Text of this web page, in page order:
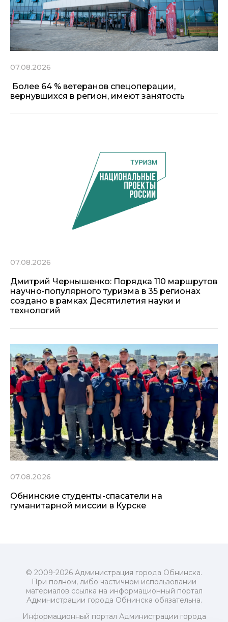
07.08.2026
Более 64 % ветеранов спецоперации,
вернувшихся в регион, имеют занятость
07.08.2026
Дмитрий Чернышенко: Порядка 110 маршрутов
научно-популярного туризма в 35 регионах
создано в рамках Десятилетия науки и
технологий
07.08.2026
Обнинские студенты-спасатели на
гуманитарной миссии в Курске
© 2009-2026 Администрация города Обнинска.
При полном, либо частичном использовании
материалов ссылка на информационный портал
Администрации города Обнинска обязательна.
Информационный портал Администрации города